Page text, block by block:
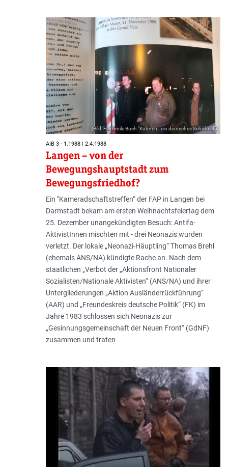
(Bild: Faksimile Buch "Kühnen - ein deutsches Schicksal")
AIB 3 - 1.1988 | 2.4.1988
Langen – von der
Bewegungshauptstadt zum
Bewegungsfriedhof?
Ein "Kameradschaftstreffen“ der FAP in Langen bei
Darmstadt bekam am ersten Weihnachtsfeiertag dem
25. Dezember unangekündigten Besuch: Antifa-
AktivistInnen mischten mit - drei Neonazis wurden
verletzt. Der lokale „Neonazi-Häuptling“ Thomas Brehl
(ehemals ANS/NA) kündigte Rache an. Nach dem
staatlichen „Verbot der „Aktionsfront Nationaler
Sozialisten/Nationale Aktivisten“ (ANS/NA) und ihrer
Untergliederungen „Aktion Ausländerrückführung“
(AAR) und „Freundeskreis deutsche Politik“ (FK) im
Jahre 1983 schlossen sich Neonazis zur
„Gesinnungsgemeinschaft der Neuen Front“ (GdNF)
zusammen und traten